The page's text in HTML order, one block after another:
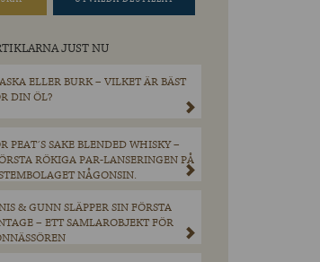
JUST NU
ELLER BURK – VILKET ÄR BÄST
DIN ÖL?
PEAT´S SAKE BLENDED WHISKY –
RÖKIGA PAR-LANSERINGEN PÅ
NÅGONSIN.
& GUNN SLÄPPER SIN FÖRSTA
– ETT SAMLAROBJEKT FÖR